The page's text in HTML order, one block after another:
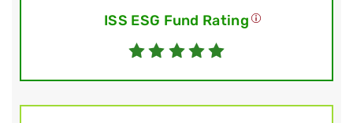
ISS ESG Fund Rating